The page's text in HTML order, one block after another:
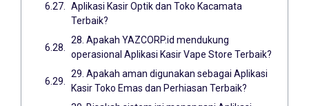
Aplikasi Kasir Optik dan Toko Kacamata
Terbaik?
28. Apakah YAZCORP.id mendukung
operasional Aplikasi Kasir Vape Store Terbaik?
29. Apakah aman digunakan sebagai Aplikasi
Kasir Toko Emas dan Perhiasan Terbaik?